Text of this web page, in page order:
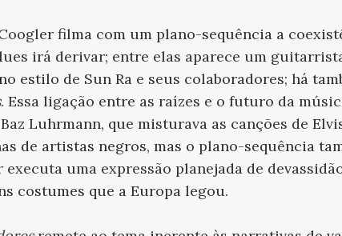
filma com um plano-sequência a
irá derivar; entre elas aparece um
estilo de Sun Ra e seus colaboradores; há
. Essa ligação entre as raízes e o futuro da
Luhrmann, que misturava as canções de
de artistas negros, mas o plano-sequência
uma expressão planejada de
costumes que a Europa legou.